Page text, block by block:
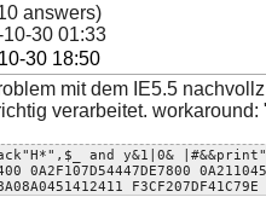
answers)
10-30 01:33
30 18:50
mit dem IE5.5
verarbeitet.
and y&1|0&
0A2F107D54447DE7800